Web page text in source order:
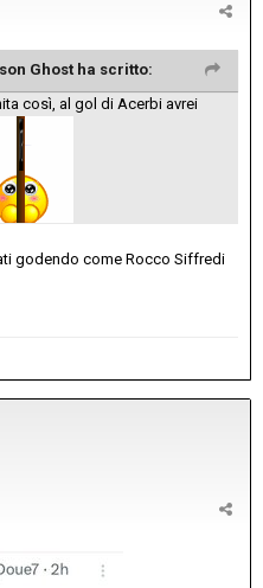
Ghost ha scritto:
così, al gol di Acerbi avrei
godendo come Rocco Siffredi